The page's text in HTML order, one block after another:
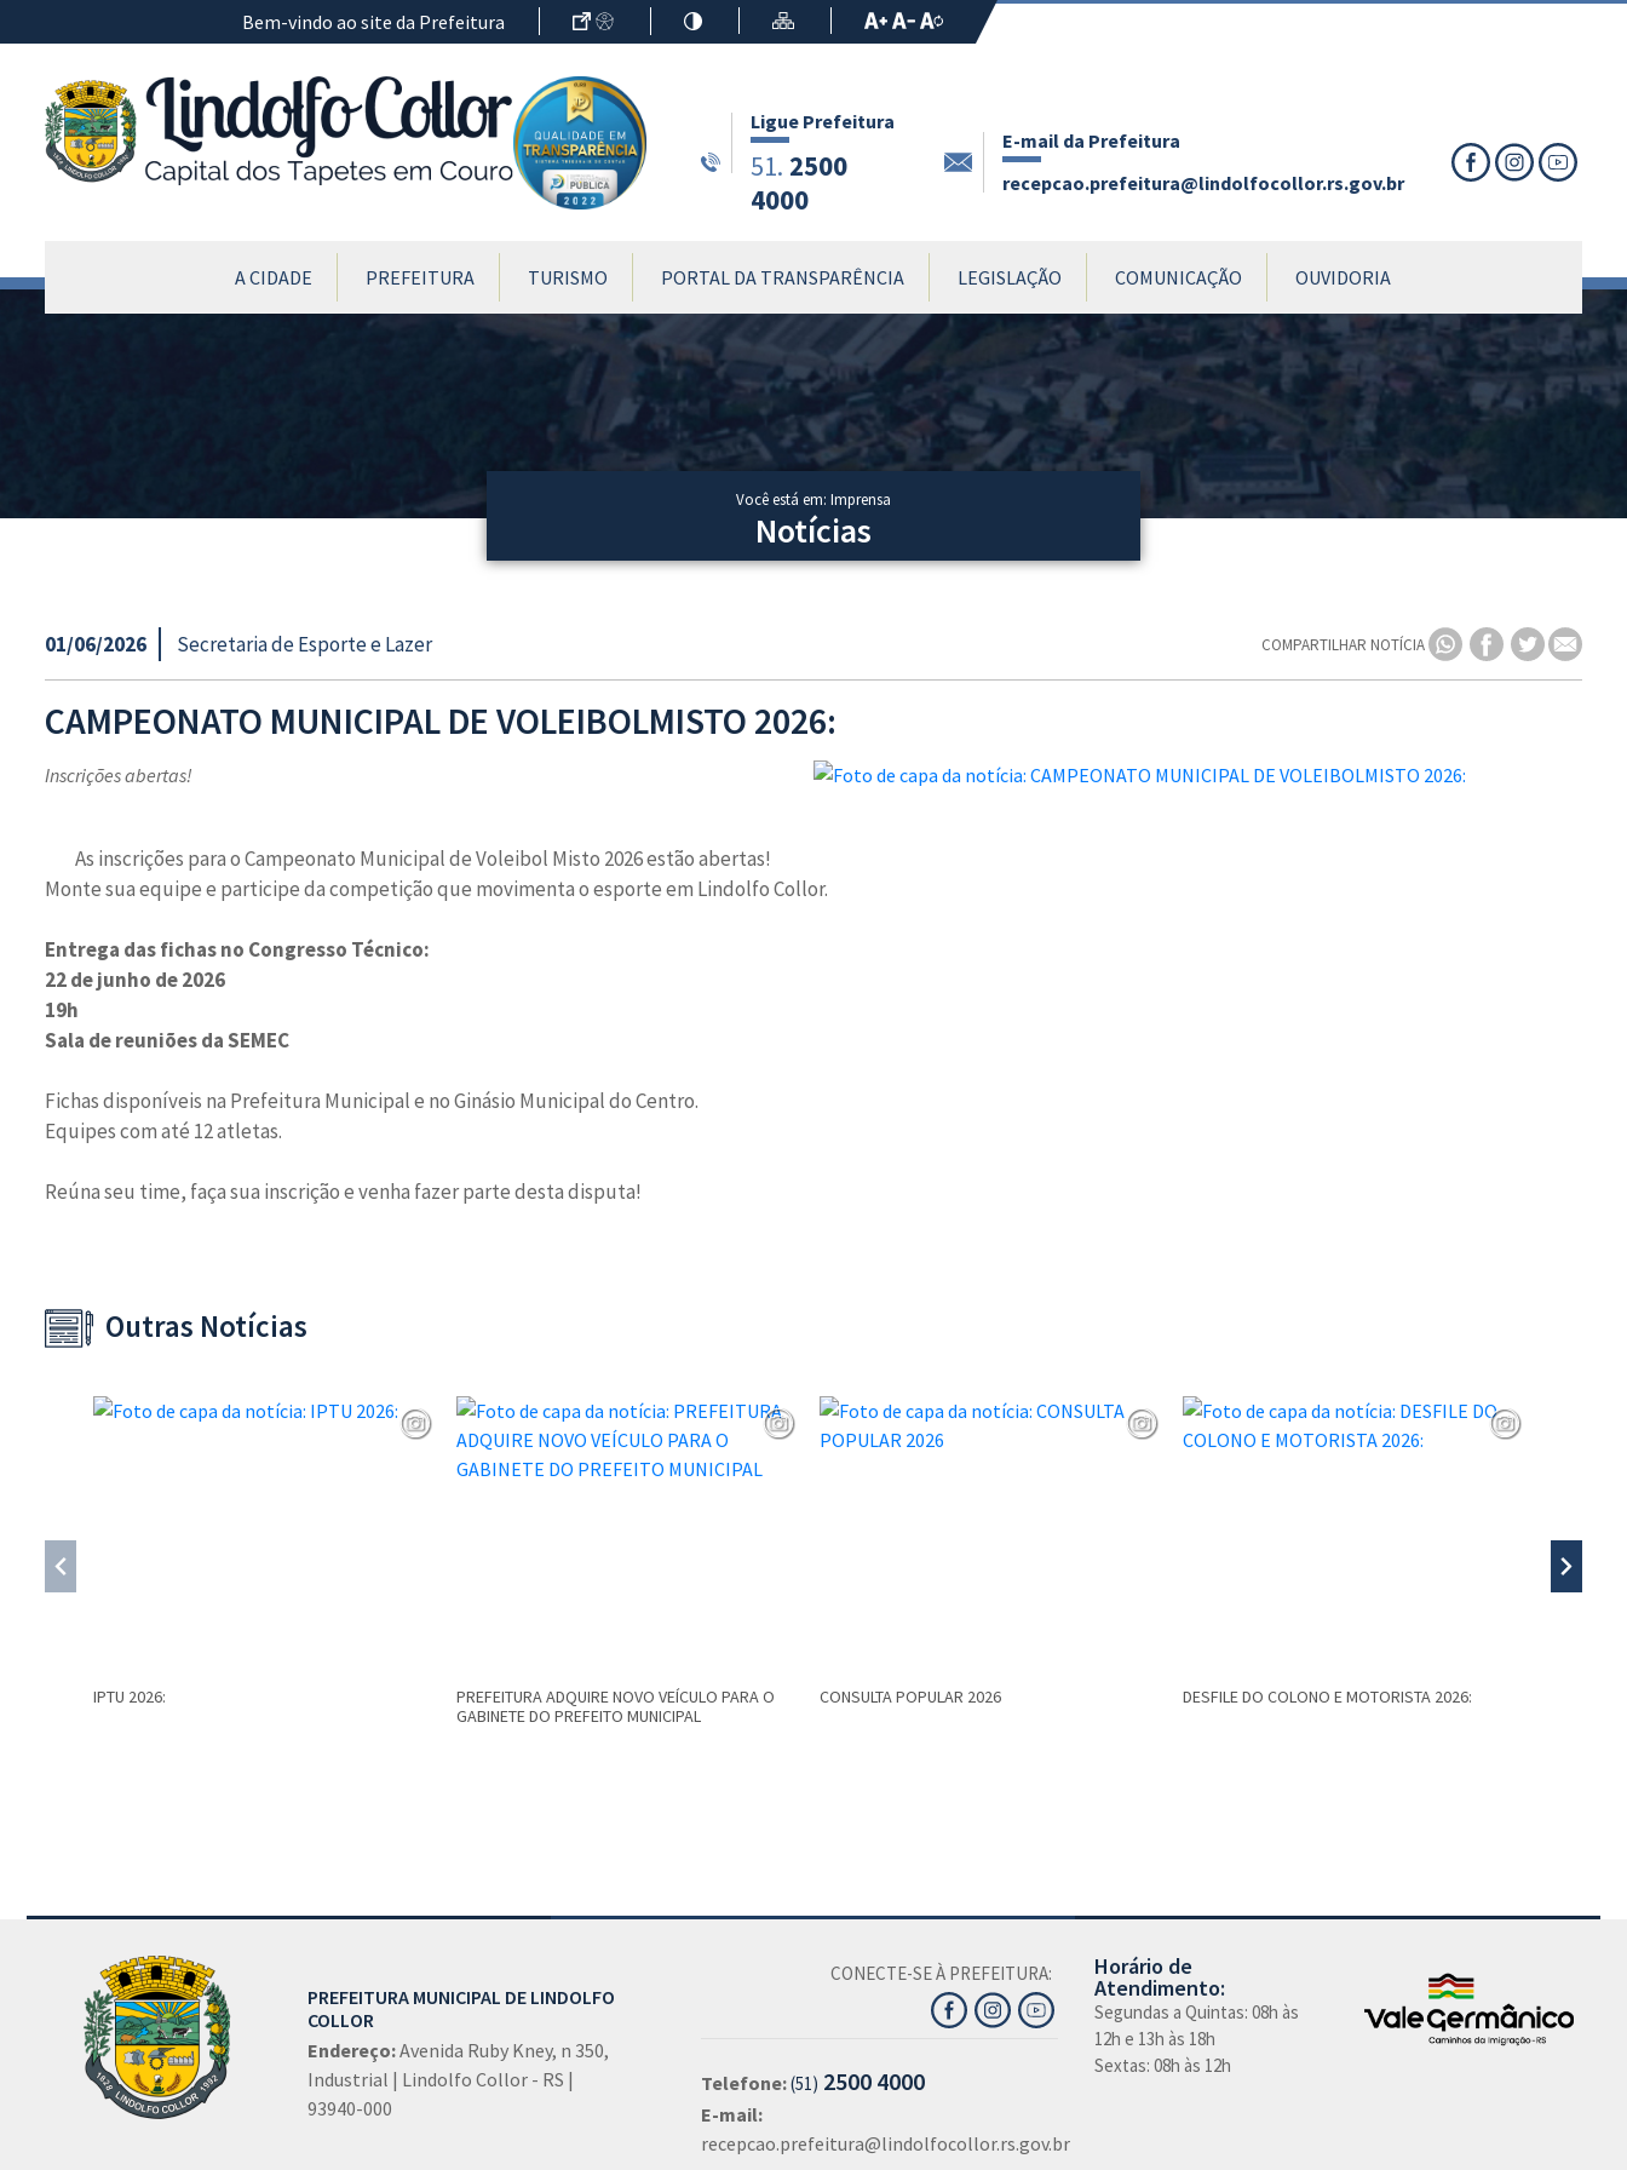
Bem-vindo ao site da Prefeitura Ir para o Conteúdo
AcessibilidadeAlto ContrasteMapa do Site Aumentar Fonte
Diminuir Fonte
Fonte Original
Ligue Prefeitura
51. 2500
4000
E-mail da Prefeitura
recepcao.prefeitura@lindolfocollor.rs.gov.br
CONTEÚDO DO MENU
A CIDADE PREFEITURA TURISMO PORTAL DA TRANSPARÊNCIA LEGISLAÇÃO COMUNICAÇÃO OUVIDORIA
Conteúdo Principal
Você está em: Imprensa
Notícias
01/06/2026 Secretaria de Esporte e Lazer COMPARTILHAR NOTÍCIA
CAMPEONATO MUNICIPAL DE VOLEIBOLMISTO 2026:
Inscrições abertas!
As inscrições para o Campeonato Municipal de Voleibol Misto 2026 estão abertas!
Monte sua equipe e participe da competição que movimenta o esporte em Lindolfo Collor.
Entrega das fichas no Congresso Técnico:
22 de junho de 2026
19h
Sala de reuniões da SEMEC
Fichas disponíveis na Prefeitura Municipal e no Ginásio Municipal do Centro.
Equipes com até 12 atletas.
Reúna seu time, faça sua inscrição e venha fazer parte desta disputa!
Outras Notícias
IPTU 2026:
PREFEITURA ADQUIRE NOVO VEÍCULO PARA O
GABINETE DO PREFEITO MUNICIPAL
CONSULTA POPULAR 2026 DESFILE DO COLONO E MOTORISTA 2026:
PREFEITURA MUNICIPAL DE LINDOLFO
COLLOR
Endereço:Avenida Ruby Kney, n 350,
Industrial | Lindolfo Collor - RS |
93940-000
CONECTE-SE À PREFEITURA:
Telefone:(51) 2500 4000
E-mail:
recepcao.prefeitura@lindolfocollor.rs.gov.br
Horário de
Atendimento:
Segundas a Quintas: 08h às
12h e 13h às 18h
Sextas: 08h às 12h